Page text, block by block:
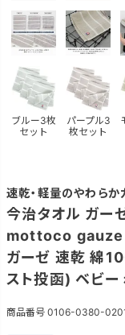
ブルー3枚
セット
パープル3
枚セット
速乾・軽量のやわら
今治タオル ガー
mottoco gauze (
ガーゼ 速乾 綿
スト投函) ベビー
商品番号 0106-0380-